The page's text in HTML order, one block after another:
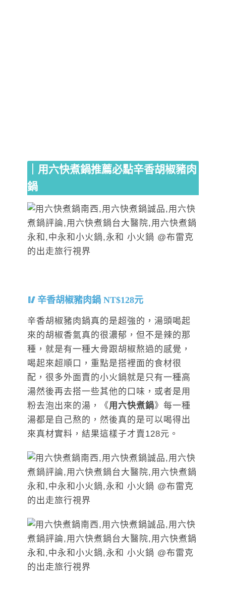
用六快煮鍋推薦必點辛香胡椒豬肉
鍋
辛香胡椒豬肉鍋 NT$128元
辛香胡椒豬肉鍋真的是超強的，湯頭喝起
來的胡椒香氣真的很濃郁，但不是辣的那
種，就是有一種大骨跟胡椒熬過的感覺，
喝起來超順口，重點是搭裡面的食材很
配，很多外面賣的小火鍋就是只有一種高
湯然後再去搭一些其他的口味，或者是用
粉去泡出來的湯，《用六快煮鍋》每一種
湯都是自己熬的，然後真的是可以喝得出
來真材實料，結果這樣子才賣128元。